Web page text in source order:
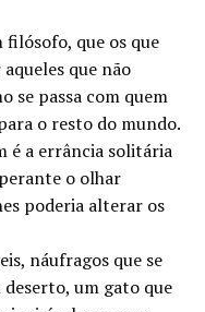
que os que
que não
se passa com quem
o resto do mundo.
é a errância solitária
o olhar
poderia alterar os
náufragos que se
um gato que